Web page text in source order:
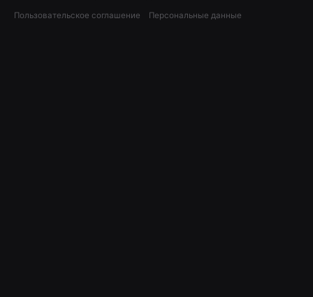
Пользовательское соглашение Персональные данные